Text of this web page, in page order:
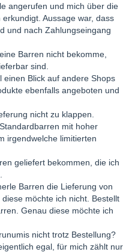
angerufen und mich über die
Aussage war, dass
und nach Zahlungseingang
Barren nicht bekomme,
sind.
einen Blick auf andere Shops
ebenfalls angeboten und
nicht zu klappen.
mit hoher
irgendwelche limitierten
geliefert bekommen, die ich
Barren die Lieferung von
möchte ich nicht. Bestellt
Genau diese möchte ich
nicht trotz Bestellung?
egal, für mich zählt nur